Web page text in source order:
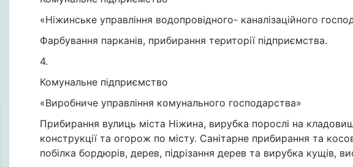
«Ніжинське управління водопровідного- каналізаційного
Фарбування парканів, прибирання території підприємства.
4.
Комунальне підприємство
«Виробниче управління комунального господарства»
Прибирання вулиць міста Ніжина, вирубка порослі на
конструкції та огорож по місту. Санітарне прибирання та
побілка бордюрів, дерев, підрізання дерев та вирубка кущів,